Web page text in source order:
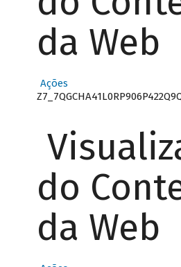
da Web
Ações
do
da Web